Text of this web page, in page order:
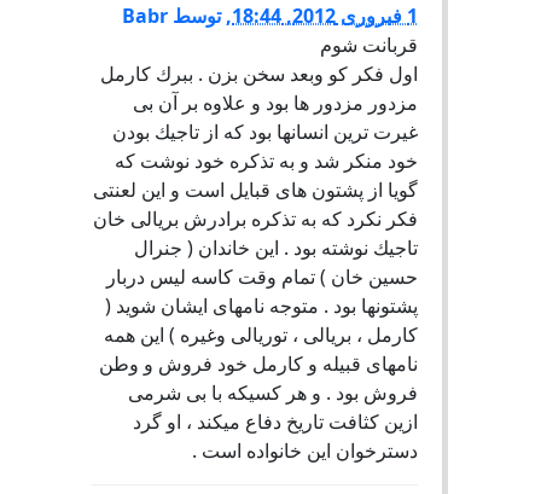
1 فبروری 2012, 18:44 ,توسط Babr
قربانت شوم
اول فكر كو وبعد سخن بزن . ببرك كارمل
مزدور مزدور ها بود و علاوه بر آن بی
غیرت ترین انسانها بود كه از تاجیك بودن
خود منكر شد و به تذكره خود نوشت كه
گویا از پشتون های قبایل است و این لعنتی
فكر نكرد كه به تذكره برادرش بریالی خان
تاجیك نوشته بود . این خاندان ( جنرال
حسین خان ) تمام وقت كاسه لیس دربار
پشتونها بود . متوجه نامهای ایشان شوید (
كارمل ، بریالی ، توریالی وغیره ) این همه
نامهای قبیله و كارمل خود فروش و وطن
فروش بود . و هر كسیكه با بی شرمی
ازین كثافت تاریخ دفاع میكند ، او گرد
دسترخوان این خانواده است .